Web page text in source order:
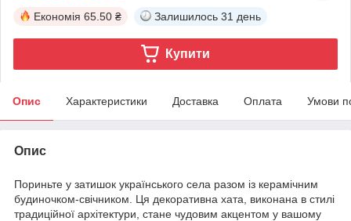
Економія 65.50 ₴ Залишилось 31 день
Купити
Опис Характеристики Доставка Оплата Умови
Опис
Пориньте у затишок українського села разом із керамічним
будиночком-свічником. Ця декоративна хата, виконана в стилі
традиційної архітектури, стане чудовим акцентом у вашому